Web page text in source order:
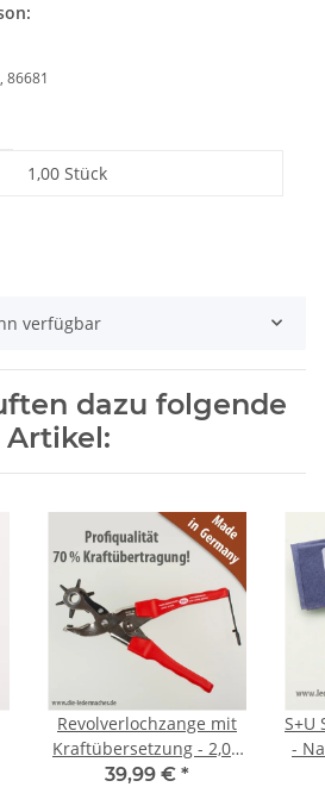
86681
1,00 Stück
verfügbar
dazu folgende
Artikel:
Revolverlochzange mit
Kraftübersetzung - 2,0 -
4,5 mm
39,99 € *
S+U
-